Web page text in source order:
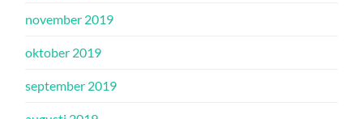
november 2019
oktober 2019
september 2019